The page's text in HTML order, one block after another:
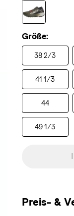
Größe:
38 2/3
41 1/3
44
49 1/3
Preis- &